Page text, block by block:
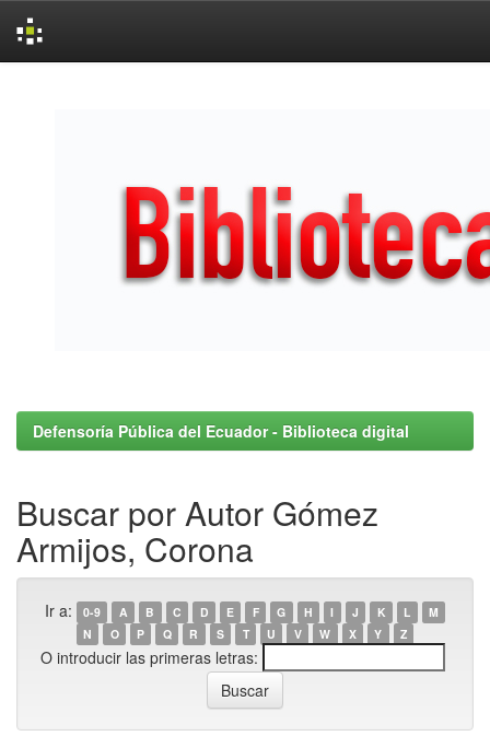
Defensoría Pública del Ecuador - Biblioteca digital
Buscar por Autor Gómez
Armijos, Corona
Ir a: 0-9 A B C D E F G H I J K L
M
N
O P Q R S T U V W X Y Z
O introducir las primeras letras: